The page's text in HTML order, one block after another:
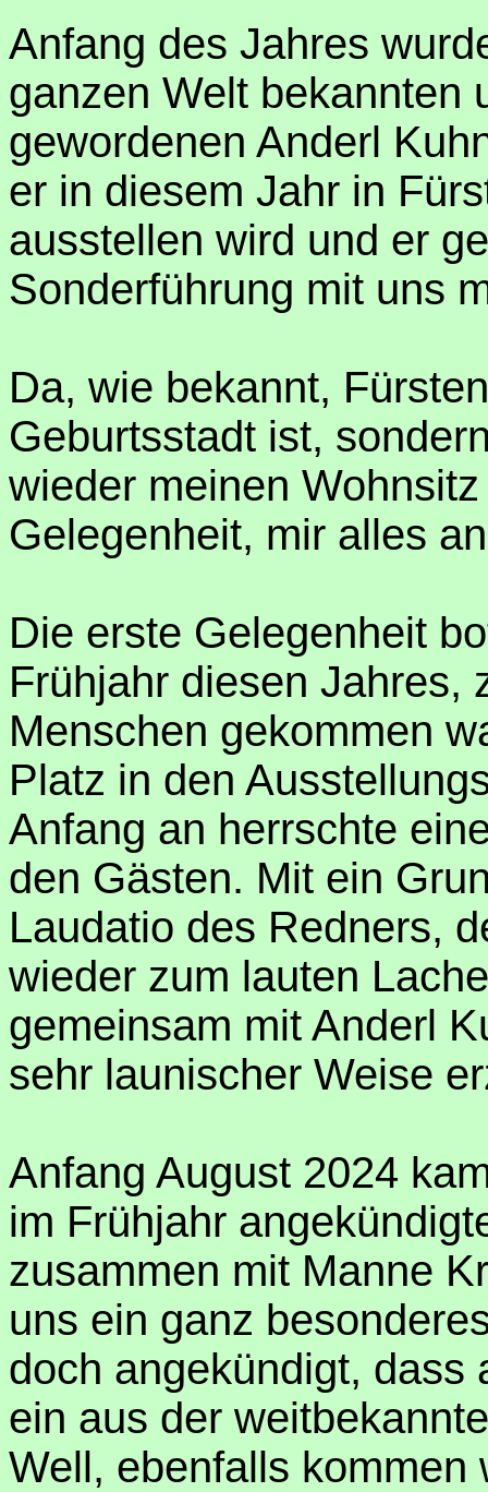
Anfang des Jahres
ganzen Welt bekannten
gewordenen Anderl
er in diesem Jahr in
ausstellen wird und er
Sonderführung mit uns
Da, wie bekannt,
Geburtsstadt ist,
wieder meinen
Gelegenheit, mir alles
Die erste Gelegenheit
Frühjahr diesen Jahres,
Menschen gekommen
Platz in den
Anfang an herrschte
den Gästen. Mit ein
Laudatio des Redners,
wieder zum lauten
gemeinsam mit Anderl
sehr launischer Weise
Anfang August 2024
im Frühjahr
zusammen mit Manne
uns ein ganz
doch angekündigt, dass
ein aus der
Well, ebenfalls kommen